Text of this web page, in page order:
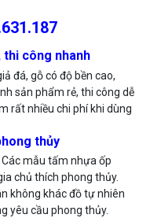
thi công nhanh
đá, gỗ có độ bền cao,
sản phẩm rẻ, thi công dễ
rất nhiều chi phí khi dùng
thủy
mẫu tấm nhựa ốp
chủ thích phong thủy.
không khác đồ tự nhiên
yêu cầu phong thủy.